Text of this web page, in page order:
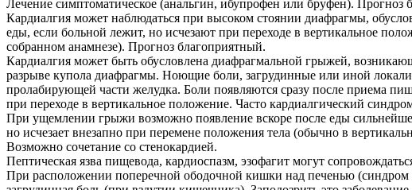
Лечение симптоматическое (анальгин, ибупрофен или бруфен). Прогноз
Кардиалгия может наблюдаться при высоком стоянии диафрагмы,
еды, если больной лежит, но исчезают при переходе в вертикальное
собранном анамнезе). Прогноз благоприятный.
Кардиалгия может быть обусловлена диафрагмальной грыжей,
разрыве купола диафрагмы. Ноющие боли, загрудинные или иной
пролабирующей части желудка. Боли появляются сразу после приема
при переходе в вертикальное положение. Часто кардиалгический
При ущемлении грыжи возможно появление вскоре после еды
но исчезает внезапно при перемене положения тела (обычно в
Возможно сочетание со стенокардией.
Пептическая язва пищевода, кардиоспазм, эзофагит могут
При расположении поперечной ободочной кишки над печенью